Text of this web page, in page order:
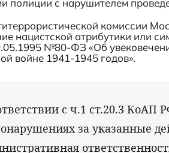
полиции с нарушителем
комиссии
нацистской атрибутики или
№80-ФЗ «Об
войне 1941-1945 годов».
с ч.1 ст.20.3 КоАП
за указанные